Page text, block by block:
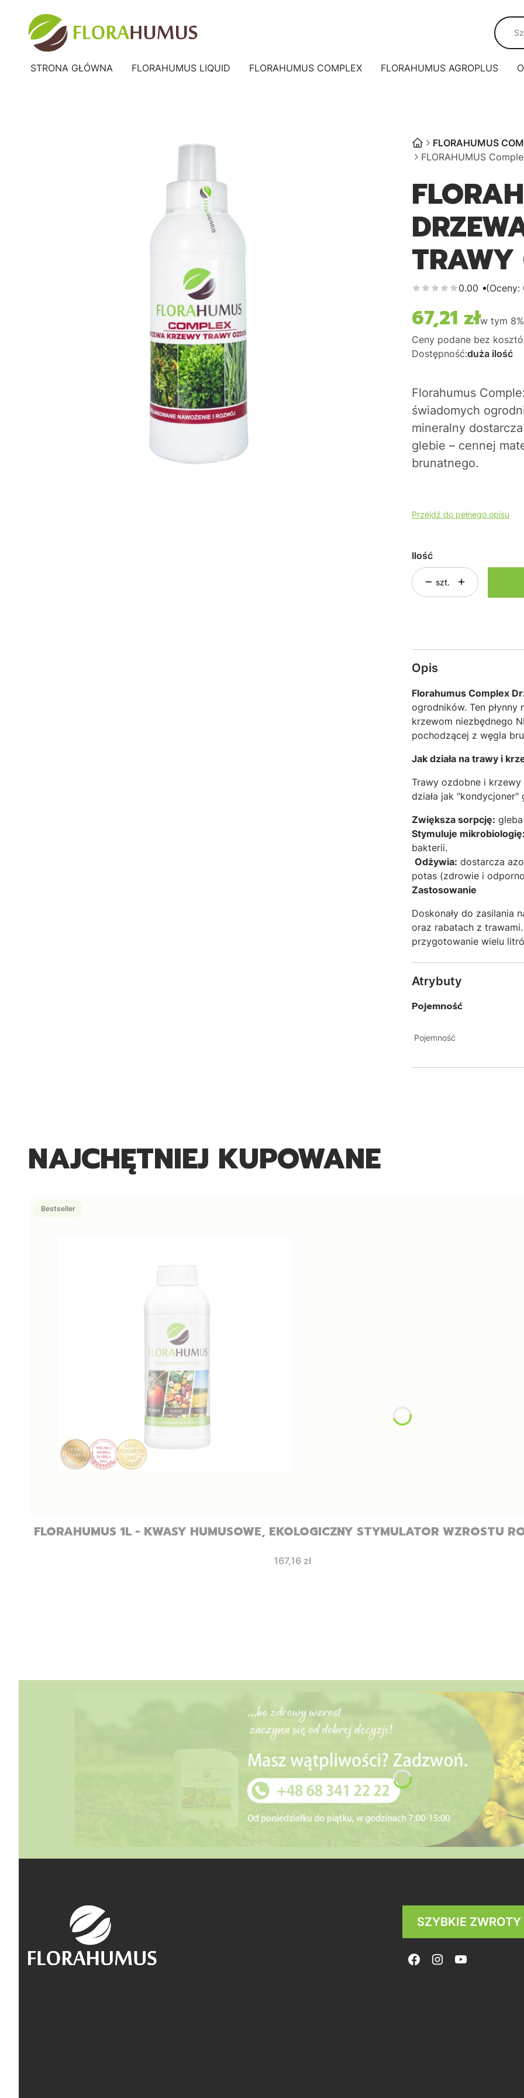
STRONA GŁÓWNA FLORAHUMUS LIQUID FLORAHUMUS COMPLEX FLORAHUMUS AGROPLUS
FLORAHUMUS
FLORAHUMUS
TRAWY
0.00 (Oceny:
Cena
67,21 złw tym
Ceny podane bez
Dostępność:duża ilość
Florahumus
świadomych
mineralny
glebie – cennej
brunatnego.
Przejdź do pełnego opisu
Ilość
szt.
Opis
Florahumus Complex
ogrodników. Ten
krzewom niezbędnego
pochodzącej z węgla
Jak działa na trawy i
Trawy ozdobne i krzewy
działa jak "kondycjoner"
Zwiększa sorpcję:
Stymuluje
bakterii.
Odżywia: dostarcza
potas (zdrowie i
Zastosowanie
Doskonały do zasilania
oraz rabatach z
przygotowanie wielu
Atrybuty
Pojemność
Pojemność
NAJCHĘTNIEJ KUPOWANE
Bestseller
FLORAHUMUS 1L - KWASY HUMUSOWE, EKOLOGICZNY STYMULATOR WZROSTU
Cena
167,16 zł
SZYBKIE